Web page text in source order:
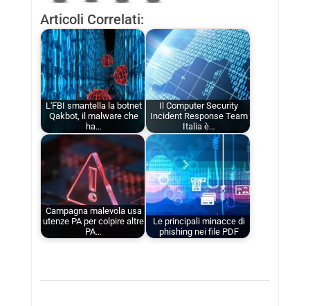
Articoli Correlati:
L'FBI smantella la botnet
Qakbot, il malware che
ha…
Il Computer Security
Incident Response Team
Italia è…
Campagna malevola usa
utenze PA per colpire altre
PA…
Le principali minacce di
phishing nei file PDF